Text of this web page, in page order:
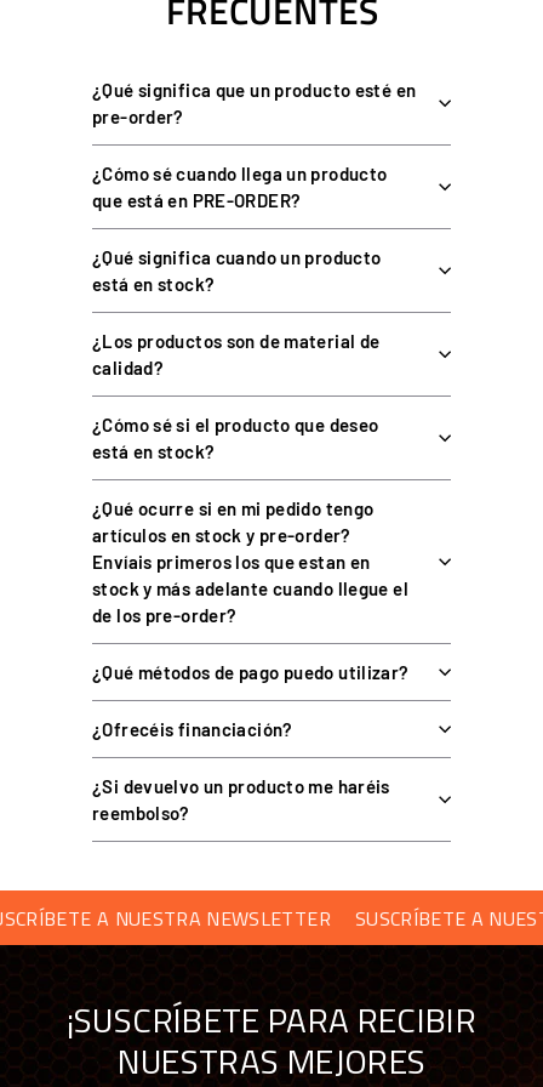
Conector USB XS9
Compatibilidad
interfaz XS9 (XF1 Pro, XF1
COMPATIBILIDAD
Para los volantes Leoxz XF1 que emplean el conector XS9. Los
volantes XGT Pro y XGT Ultimate utilizan el cable con conector
GX12, no este.
PREGUNTAS FRECUENTES
¿Para qué volantes sirve el cable XS9?
¿Sirve para los volantes XGT?
COMPRAR TU ACCESORIO DE SIM RACING EN
SIMUFY ES COMPRAR CON GARANTÍAS
Distribuidor oficial premium de sim racing en
España y Portugal — más de 70 marcas
¿Qué significa que un producto esté en
pre-order?
¿Cómo sé cuando llega un producto
que está en PRE-ORDER?
¿Qué significa cuando un producto
está en stock?
¿Los productos son de material de
calidad?
¿Cómo sé si el producto que deseo
está en stock?
¿Qué ocurre si en mi pedido tengo
artículos en stock y pre-order?
Envíais primeros los que estan en
stock y más adelante cuando llegue el
de los pre-order?
¿Qué métodos de pago puedo utilizar?
¿Ofrecéis financiación?
¿Si devuelvo un producto me haréis
reembolso?
A NUESTRA NEWSLETTER SUSCRÍBETE A
¡SUSCRÍBETE PARA RECIBIR
NUESTRAS MEJORES